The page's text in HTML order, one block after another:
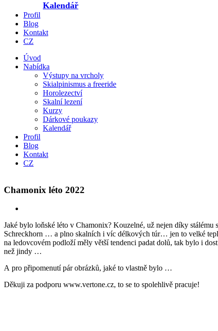
Kalendář
Profil
Blog
Kontakt
CZ
Úvod
Nabídka
Výstupy na vrcholy
Skialpinismus a freeride
Horolezectví
Skalní lezení
Kurzy
Dárkové poukazy
Kalendář
Profil
Blog
Kontakt
CZ
Chamonix léto 2022
Jaké bylo loňské léto v Chamonix? Kouzelné, už nejen díky
Schreckhorn … a plno skalních i víc délkových túr… jen to velké
na ledovcovém podloží měly větší tendenci padat dolů, tak bylo i
než jindy …
A pro připomenutí pár obrázků, jaké to vlastně bylo …
Děkuji za podporu www.vertone.cz, to se to spolehlivě pracuje!